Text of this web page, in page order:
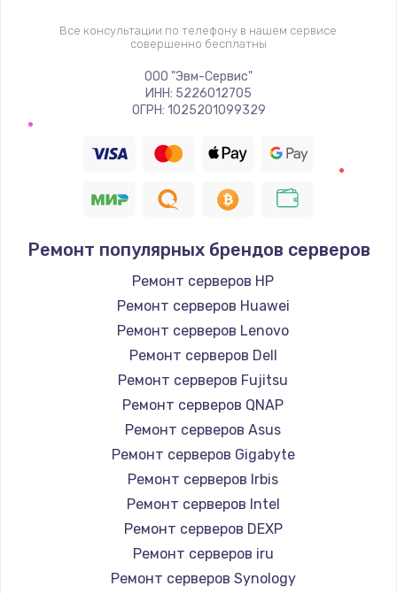
Все консультации по телефону в нашем сервисе
совершенно бесплатны
ООО "Эвм-Сервис"
ИНН: 5226012705
ОГРН: 1025201099329
Ремонт популярных брендов серверов
Ремонт серверов HP
Ремонт серверов Huawei
Ремонт серверов Lenovo
Ремонт серверов Dell
Ремонт серверов Fujitsu
Ремонт серверов QNAP
Ремонт серверов Asus
Ремонт серверов Gigabyte
Ремонт серверов Irbis
Ремонт серверов Intel
Ремонт серверов DEXP
Ремонт серверов iru
Ремонт серверов Synology